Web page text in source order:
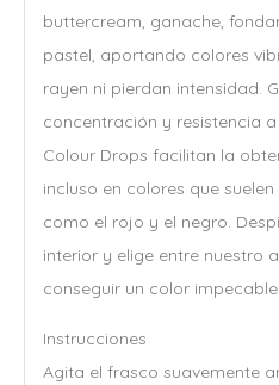
buttercream, ganache,
pastel, aportando colores
rayen ni pierdan intensidad.
concentración y resistencia
Colour Drops facilitan la
incluso en colores que
como el rojo y el negro.
interior y elige entre nuestro
conseguir un color
Instrucciones
Agita el frasco suavemente